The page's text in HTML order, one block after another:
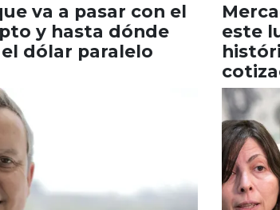
va a pasar con el
y hasta dónde
dólar paralelo
este